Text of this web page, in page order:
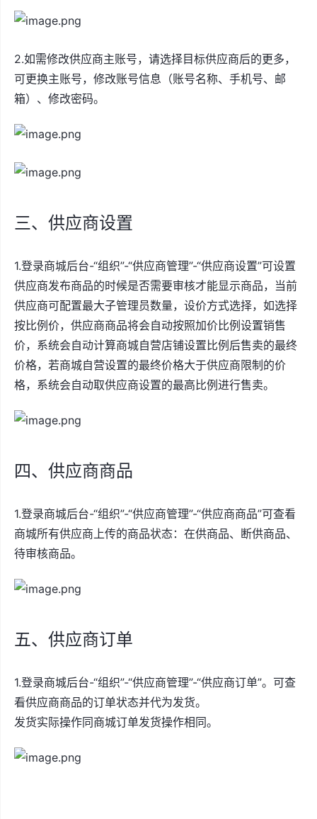
2.如需修改供应商主账号，请选择目标供应商后的更多，
可更换主账号，修改账号信息（账号名称、手机号、邮
箱）、修改密码。
三、供应商设置
1.登录商城后台-“组织”-“供应商管理”-“供应商设置”可设置
供应商发布商品的时候是否需要审核才能显示商品，当前
供应商可配置最大子管理员数量，设价方式选择，如选择
按比例价，供应商商品将会自动按照加价比例设置销售
价，系统会自动计算商城自营店铺设置比例后售卖的最终
价格，若商城自营设置的最终价格大于供应商限制的价
格，系统会自动取供应商设置的最高比例进行售卖。
四、供应商商品
1.登录商城后台-“组织”-“供应商管理”-“供应商商品”可查看
商城所有供应商上传的商品状态：在供商品、断供商品、
待审核商品。
五、供应商订单
1.登录商城后台-“组织”-“供应商管理”-“供应商订单”。可查
看供应商商品的订单状态并代为发货。
发货实际操作同商城订单发货操作相同。